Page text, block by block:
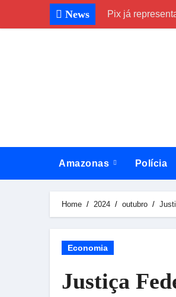
News Pix já
Amazonas Polícia
Home 2024 outubro
Economia
Justiça